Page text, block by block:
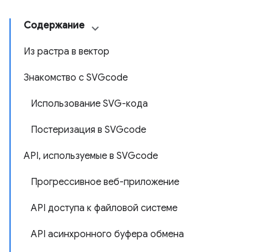
Содержание
Из растра в вектор
Знакомство с SVGcode
Использование SVG-кода
Постеризация в SVGcode
API, используемые в SVGcode
Прогрессивное веб-приложение
API доступа к файловой системе
API асинхронного буфера обмена